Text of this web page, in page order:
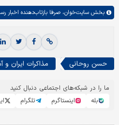
بخش سایت‌خوان، صرفا بازتاب‌دهنده
حسن روحانی مذاکرات ایران و
ما را در شبکه‌های اجتماعی دنبال کنید
بله
اینستاگرم تلگرام